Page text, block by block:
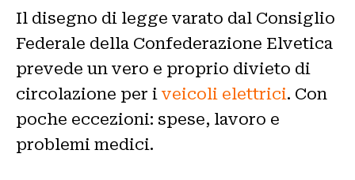
Il disegno di legge varato dal Consiglio
Federale della Confederazione Elvetica
prevede un vero e proprio divieto di
circolazione per i veicoli elettrici. Con
poche eccezioni: spese, lavoro e
problemi medici.